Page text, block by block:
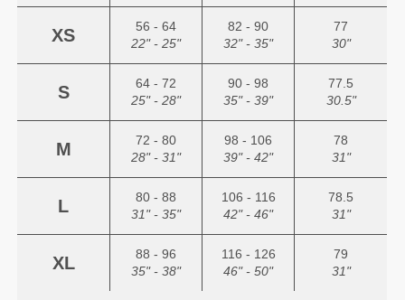
XS
56 - 64
22" - 25"
82 - 90
32" - 35"
77
30"
S
64 - 72
25" - 28"
90 - 98
35" - 39"
77.5
30.5"
M
72 - 80
28" - 31"
98 - 106
39" - 42"
78
31"
L
80 - 88
31" - 35"
106 - 116
42" - 46"
78.5
31"
XL
88 - 96
35" - 38"
116 - 126
46" - 50"
79
31"